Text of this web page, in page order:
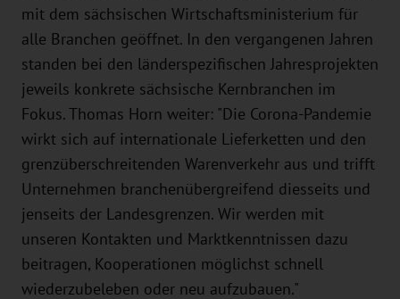
mit dem sächsischen Wirtschaftsministerium für
alle Branchen geöffnet. In den vergangenen Jahren
standen bei den länderspezifischen Jahresprojekten
jeweils konkrete sächsische Kernbranchen im
Fokus. Thomas Horn weiter: "Die Corona-Pandemie
wirkt sich auf internationale Lieferketten und den
grenzüberschreitenden Warenverkehr aus und trifft
Unternehmen branchenübergreifend diesseits und
jenseits der Landesgrenzen. Wir werden mit
unseren Kontakten und Marktkenntnissen dazu
beitragen, Kooperationen möglichst schnell
wiederzubeleben oder neu aufzubauen."